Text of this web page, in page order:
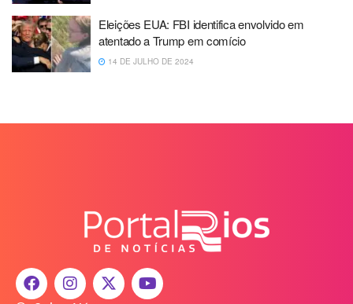
Eleições EUA: FBI identifica envolvido em
atentado a Trump em comício
14 DE JULHO DE 2024